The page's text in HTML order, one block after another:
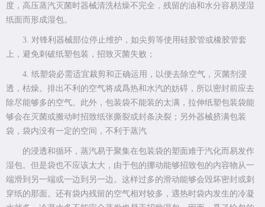
度，高压蒸汽灭菌时器械清洗枯燥不完全，残留的油和水分容易浸湿
纸面而形成湿包。
3. 对锋利器械部位停止维护，如尖剪等使用硅胶管或橡胶管套
上，避免刺破纸塑包装，招致灭菌失败；
4. 纸塑袋必需适宜裁剪和正确运用，以便去除空气，灭菌剂浸
透，枯燥。排出不利的空气将成爲热和水汽的妨碍，所以密封前应去
除尽能够多的空气。此外，包装袋不能装的太满，拉伸纸塑包装袋能
够会在灭菌或搬动时招致纸张撕裂或封条决裂；另外器械挤满包装
袋，袋内没有一定的空间，不利于蒸汽
的浸透和循环，蒸汽易于聚集在包装袋的塑面难于汽化而易发作
湿包。但是袋也不应该太大，由于包的挪动能够招致包的内容物从一
端滑到另一端或一边到另一边。这样过多的滑动能够会毁坏密封或刺
穿纸的那面。还有袋内残留的空气相对较多，遇热时袋内发生的冷凝